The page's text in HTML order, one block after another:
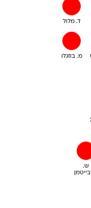
ד. מלול
מ. בוזגלו
ש.